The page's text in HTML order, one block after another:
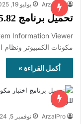
ArzalPro يوليو 19, 2025
تحميل برنامج System Information Viewer 5.82
مكونات الكمبيوتر ونظام
أكمل القراءة »
ArzalPro نوفمبر 5, 2024